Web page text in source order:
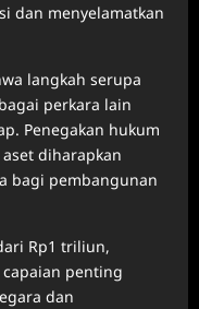
dan menyelamatkan
langkah serupa
perkara lain
Penegakan hukum
diharapkan
bagi pembangunan
Rp1 triliun,
penting
dan